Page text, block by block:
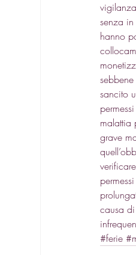
senza
hanno
sancito
malattia
grave
causa
#ferie